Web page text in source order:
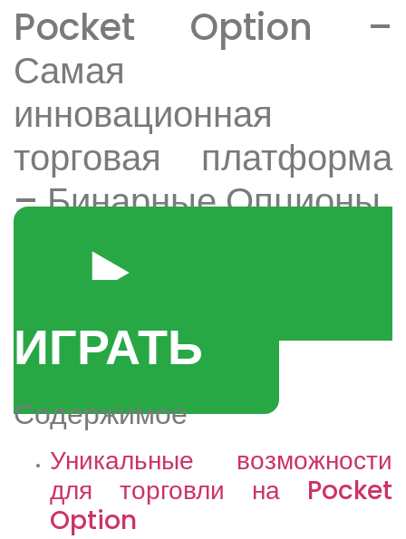
Pocket Option –
Самая
инновационная
торговая платформа
– Бинарные Опционы
▶️
ИГРАТЬ
Содержимое
Уникальные возможности
для торговли на Pocket
Option